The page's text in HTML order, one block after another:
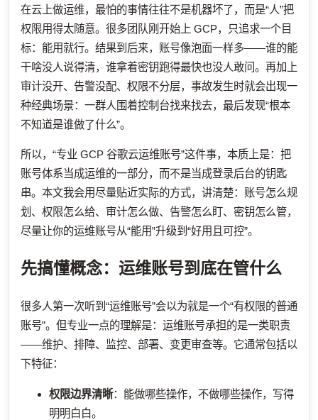
在云上做运维，最怕的事情往往不是机器坏了，而是“人”把
权限用得太随意。很多团队刚开始上 GCP，只追求一个目
标：能用就行。结果到后来，账号像泡面一样多——谁的能
干啥没人说得清，谁拿着密钥跑得最快也没人敢问。再加上
审计没开、告警没配、权限不分层，事故发生时就会出现一
种经典场景：一群人围着控制台找来找去，最后发现“根本
不知道是谁做了什么”。
所以，“专业 GCP 谷歌云运维账号”这件事，本质上是：把
账号体系当成运维的一部分，而不是当成登录后台的钥匙
串。本文我会用尽量贴近实际的方式，讲清楚：账号怎么规
划、权限怎么给、审计怎么做、告警怎么盯、密钥怎么管，
尽量让你的运维账号从“能用”升级到“好用且可控”。
先搞懂概念：运维账号到底在管什么
很多人第一次听到“运维账号”会以为就是一个“有权限的普通
账号”。但专业一点的理解是：运维账号承担的是一类职责
——维护、排障、监控、部署、变更审查等。它通常包括以
下特征：
权限边界清晰：能做哪些操作，不做哪些操作，写得
明明白白。